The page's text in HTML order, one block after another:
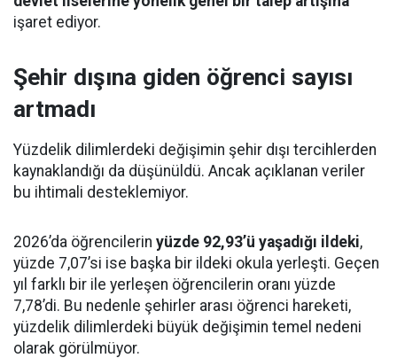
işaret ediyor.
Şehir dışına giden öğrenci sayısı
artmadı
Yüzdelik dilimlerdeki değişimin şehir dışı tercihlerden
kaynaklandığı da düşünüldü. Ancak açıklanan veriler
bu ihtimali desteklemiyor.
2026’da öğrencilerin yüzde 92,93’ü yaşadığı ildeki,
yüzde 7,07’si ise başka bir ildeki okula yerleşti. Geçen
yıl farklı bir ile yerleşen öğrencilerin oranı yüzde
7,78’di. Bu nedenle şehirler arası öğrenci hareketi,
yüzdelik dilimlerdeki büyük değişimin temel nedeni
olarak görülmüyor.